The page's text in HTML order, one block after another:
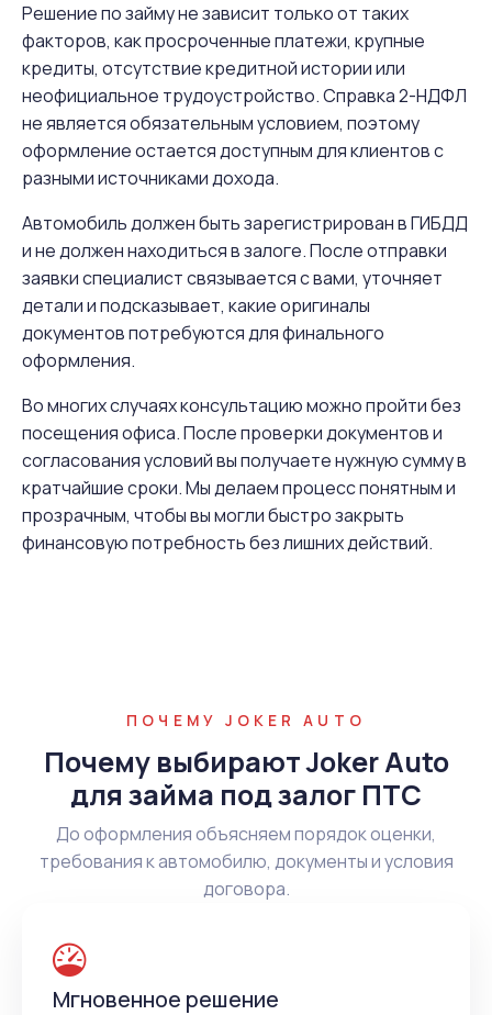
Решение по займу не зависит только от таких
факторов, как просроченные платежи, крупные
кредиты, отсутствие кредитной истории или
неофициальное трудоустройство. Справка 2-НДФЛ
не является обязательным условием, поэтому
оформление остается доступным для клиентов с
разными источниками дохода.
Автомобиль должен быть зарегистрирован в ГИБДД
и не должен находиться в залоге. После отправки
заявки специалист связывается с вами, уточняет
детали и подсказывает, какие оригиналы
документов потребуются для финального
оформления.
Во многих случаях консультацию можно пройти без
посещения офиса. После проверки документов и
согласования условий вы получаете нужную сумму в
кратчайшие сроки. Мы делаем процесс понятным и
прозрачным, чтобы вы могли быстро закрыть
финансовую потребность без лишних действий.
ПОЧЕМУ JOKER AUTO
Почему выбирают Joker Auto
для займа под залог ПТС
До оформления объясняем порядок оценки,
требования к автомобилю, документы и условия
договора.
Мгновенное решение